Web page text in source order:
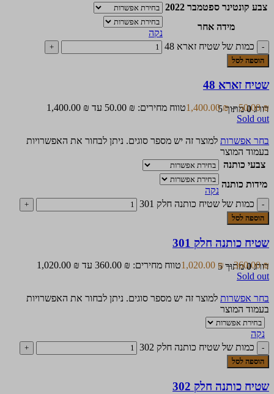
צבע קונטינר ספטמבר 2022
מידה אחר
נקה
כמות של שטיח זארא 48
הוספה לסל
שטיח זארא 48
דורג0מתוך 550.00₪
–
1,400.00₪
טווח מחירים: ⁦50.00 ₪⁩ עד ⁦1,400.00 ₪⁩
Sold out
בחר אפשרות למוצר זה יש מספר סוגים. ניתן לבחור את האפשרויות
בעמוד המוצר
צבעי כותנה
מידות כותנה
נקה
כמות של שטיח כותנה חלק 301
הוספה לסל
שטיח כותנה חלק 301
דורג0מתוך 5360.00₪
–
1,020.00 ₪
טווח מחירים: ⁦360.00 ₪⁩ עד ⁦1,020.00 ₪⁩
Sold out
בחר אפשרות למוצר זה יש מספר סוגים. ניתן לבחור את האפשרויות
בעמוד המוצר
נקה
כמות של שטיח כותנה חלק 302
הוספה לסל
שטיח כותנה חלק 302